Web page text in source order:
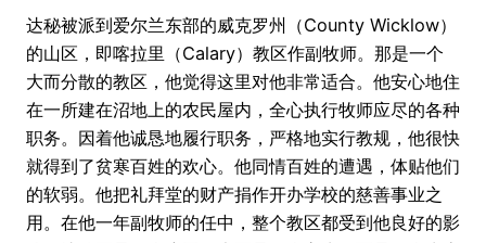
达秘被派到爱尔兰东部的威克罗州（County Wicklow）
的山区，即喀拉里（Calary）教区作副牧师。那是一个
大而分散的教区，他觉得这里对他非常适合。他安心地住
在一所建在沼地上的农民屋内，全心执行牧师应尽的各种
职务。因着他诚恳地履行职务，严格地实行教规，他很快
就得到了贫寒百姓的欢心。他同情百姓的遭遇，体贴他们
的软弱。他把礼拜堂的财产捐作开办学校的慈善事业之
用。在他一年副牧师的任中，整个教区都受到他良好的影